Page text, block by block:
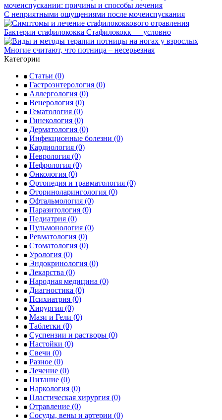
С неприятными ощущениями после мочеиспускания
Бактерии стафилококка Стафилококк — условно
Многие считают, что потница – несерьезная
Категории
Статьи (0)
Гастроэнтерология (0)
Аллергология (0)
Венерология (0)
Гематология (0)
Гинекология (0)
Дерматология (0)
Инфекционные болезни (0)
Кардиология (0)
Неврология (0)
Нефрология (0)
Онкология (0)
Ортопедия и травматология (0)
Оториноларингология (0)
Офтальмология (0)
Паразитология (0)
Педиатрия (0)
Пульмонология (0)
Ревматология (0)
Стоматология (0)
Урология (0)
Эндокринология (0)
Лекарства (0)
Народная медицина (0)
Диагностика (0)
Психиатрия (0)
Хирургия (0)
Мази и Гели (0)
Таблетки (0)
Суспензии и растворы (0)
Настойки (0)
Свечи (0)
Разное (0)
Лечение (0)
Питание (0)
Наркология (0)
Пластическая хирургия (0)
Отравление (0)
Сосуды, вены и артерии (0)